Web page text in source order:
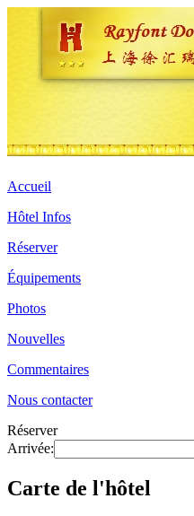
Accueil
Hôtel Infos
Réserver
Équipements
Photos
Nouvelles
Commentaires
Nous contacter
Réserver
Arrivée:
Carte de l'hôtel